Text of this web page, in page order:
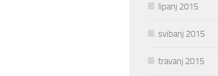
lipanj 2015
svibanj 2015
travanj 2015